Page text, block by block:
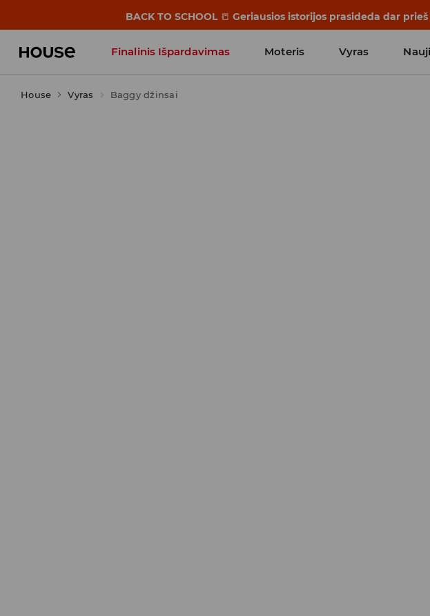
BACK TO SCHOOL 📒 Geriausios istorijos prasideda dar
Finalinis Išpardavimas Moteris Vyras
Influencers' Faves
House Vyras Baggy džinsai